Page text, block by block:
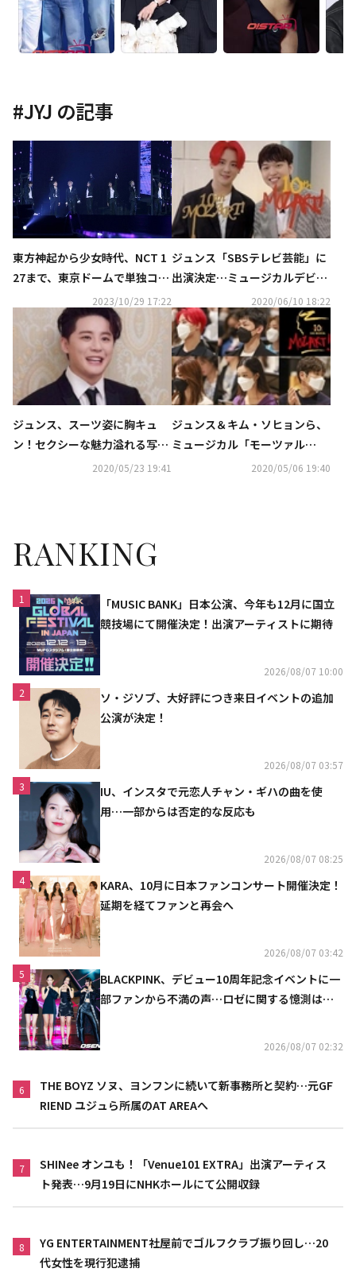
#JYJ の記事
東方神起から少女時代、NCT 1
27まで、東京ドームで単独コン
サートを成功させたアイドル
2023/10/29 17:22
ジュンス「SBSテレビ芸能」に
出演決定…ミュージカルデビュ
ー10周年のインタビューを電撃
公開
2020/06/10 18:22
ジュンス、スーツ姿に胸キュ
ン！セクシーな魅力溢れる写真
2020/05/23 19:41
ジュンス＆キム・ソヒョンら、
ミュージカル「モーツァル
ト！」10周年記念公演の練習に
2020/05/06 19:40
RANKING
1
「MUSIC BANK」日本公演、今年も12月に国立
競技場にて開催決定！出演アーティストに期待
2026/08/07 10:00
2
ソ・ジソブ、大好評につき来日イベントの追加
公演が決定！
2026/08/07 03:57
3
IU、インスタで元恋人チャン・ギハの曲を使
用…一部からは否定的な反応も
2026/08/07 08:25
4
KARA、10月に日本ファンコンサート開催決定！
延期を経てファンと再会へ
2026/08/07 03:42
5
BLACKPINK、デビュー10周年記念イベントに一
部ファンから不満の声…ロゼに関する憶測は否
2026/08/07 02:32
6
THE BOYZ ソヌ、ヨンフンに続いて新事務所と契約…元GF
RIEND ユジュら所属のAT AREAへ
7
SHINee オンユも！「Venue101 EXTRA」出演アーティス
ト発表…9月19日にNHKホールにて公開収録
8
YG ENTERTAINMENT社屋前でゴルフクラブ振り回し…20
代女性を現行犯逮捕